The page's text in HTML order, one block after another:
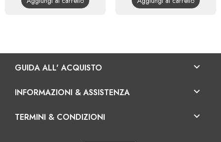
GUIDA ALL' ACQUISTO 
INFORMAZIONI & ASSISTENZA 
TERMINI & CONDIZIONI 